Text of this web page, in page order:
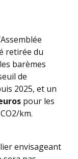
retirée du
barèmes
de
2025, et un
pour les
km.
envisageant